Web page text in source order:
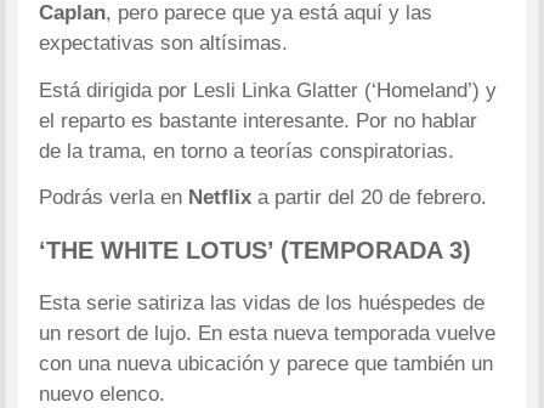
Caplan, pero parece que ya está aquí y las
expectativas son altísimas.
Está dirigida por Lesli Linka Glatter (‘Homeland’) y
el reparto es bastante interesante. Por no hablar
de la trama, en torno a teorías conspiratorias.
Podrás verla en Netflixa partir del 20 de febrero.
‘THE WHITE LOTUS’ (TEMPORADA 3)
Esta serie satiriza las vidas de los huéspedes de
un resort de lujo. En esta nueva temporada vuelve
con una nueva ubicación y parece que también un
nuevo elenco.